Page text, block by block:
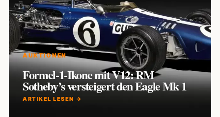
AUKTIONEN
Formel-1-Ikone mit V12: RM
Sotheby’s versteigert den Eagle Mk 1
ARTIKEL LESEN →